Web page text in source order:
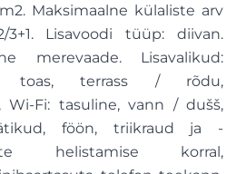
Maksimaalne külaliste arv
3+1. Lisavoodi tüüp: diivan.
merevaade. Lisavalikud:
toas, terrass / rõdu,
Wi-Fi: tasuline, vann / dušš,
föön, triikraud ja -
helistamise korral,